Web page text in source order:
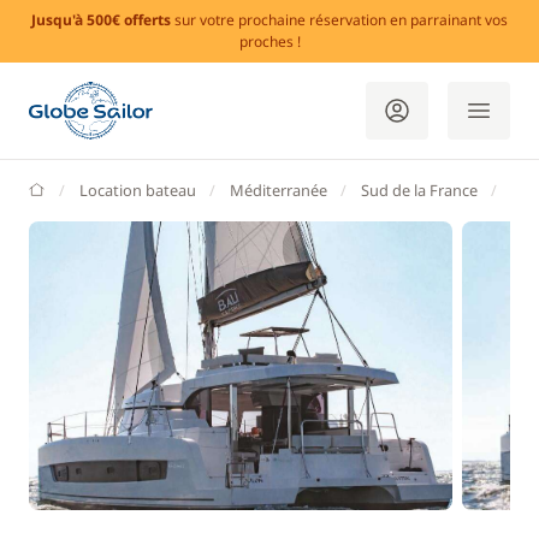
Jusqu'à 500€ offertssur votre prochaine réservation en parrainant vos
proches !
GlobeSailor
Location bateau Méditerranée Sud de la France